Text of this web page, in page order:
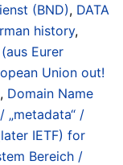
(BND), DATA
history,
Eurer
Union out!
, Domain Name
„metadata“ /
IETF) for
Bereich /